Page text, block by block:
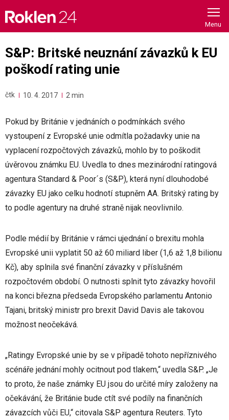
content
S&P: Britské neuznání závazků k EU
poškodí rating unie
čtk 10. 4. 2017 2 min
Pokud by Británie v jednáních o podmínkách svého
vystoupení z Evropské unie odmítla požadavky unie na
vyplacení rozpočtových závazků, mohlo by to poškodit
úvěrovou známku EU. Uvedla to dnes mezinárodní ratingová
agentura Standard & Poor´s (S&P), která nyní dlouhodobé
závazky EU jako celku hodnotí stupněm AA. Britský rating by
to podle agentury na druhé straně nijak neovlivnilo.
Podle médií by Británie v rámci ujednání o brexitu mohla
Evropské unii vyplatit 50 až 60 miliard liber (1,6 až 1,8 bilionu
Kč), aby splnila své finanční závazky v příslušném
rozpočtovém období. O nutnosti splnit tyto závazky hovořil
na konci března předseda Evropského parlamentu Antonio
Tajani, britský ministr pro brexit David Davis ale takovou
možnost neočekává.
„Ratingy Evropské unie by se v případě tohoto nepříznivého
scénáře jednání mohly ocitnout pod tlakem,“ uvedla S&P. „Je
to proto, že naše známky EU jsou do určité míry založeny na
očekávání, že Británie bude ctít své podíly na finančních
závazcích vůči EU,“ citovala S&P agentura Reuters. Tyto